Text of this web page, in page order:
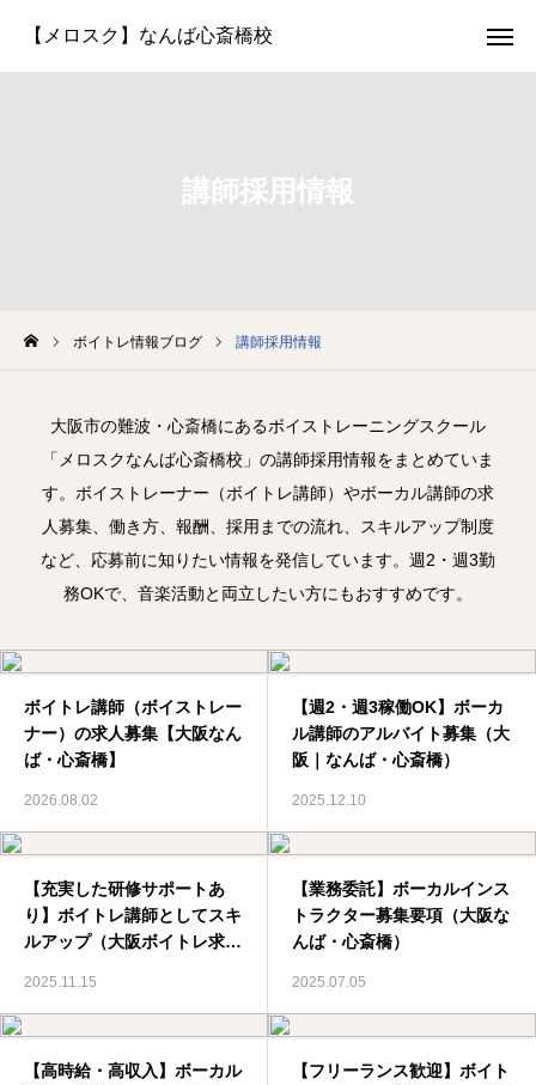
講師採用情報
ボイトレ情報ブログ 講師採用情報
大阪市の難波・心斎橋にあるボイストレーニングスクール
「メロスクなんば心斎橋校」の講師採用情報をまとめていま
す。ボイストレーナー（ボイトレ講師）やボーカル講師の求
人募集、働き方、報酬、採用までの流れ、スキルアップ制度
など、応募前に知りたい情報を発信しています。週2・週3勤
務OKで、音楽活動と両立したい方にもおすすめです。
ボイトレ講師（ボイストレー
ナー）の求人募集【大阪なん
ば・心斎橋】
2026.08.02
【週2・週3稼働OK】ボーカ
ル講師のアルバイト募集（大
阪｜なんば・心斎橋）
2025.12.10
【充実した研修サポートあ
り】ボイトレ講師としてスキ
ルアップ（大阪ボイトレ求
2025.11.15
【業務委託】ボーカルインス
トラクター募集要項（大阪な
んば・心斎橋）
2025.07.05
【高時給・高収入】ボーカル
【フリーランス歓迎】ボイト
コースと料金
アクセス
生徒さんの声